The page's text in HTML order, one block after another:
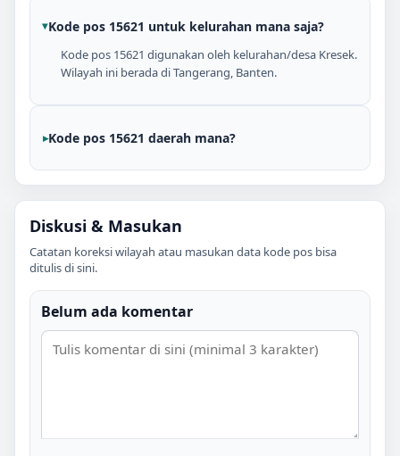
Kode pos 15621 untuk kelurahan mana saja?
Kode pos 15621 digunakan oleh kelurahan/desa Kresek.
Wilayah ini berada di Tangerang, Banten.
Kode pos 15621 daerah mana?
Diskusi & Masukan
Catatan koreksi wilayah atau masukan data kode pos bisa
ditulis di sini.
Belum ada komentar